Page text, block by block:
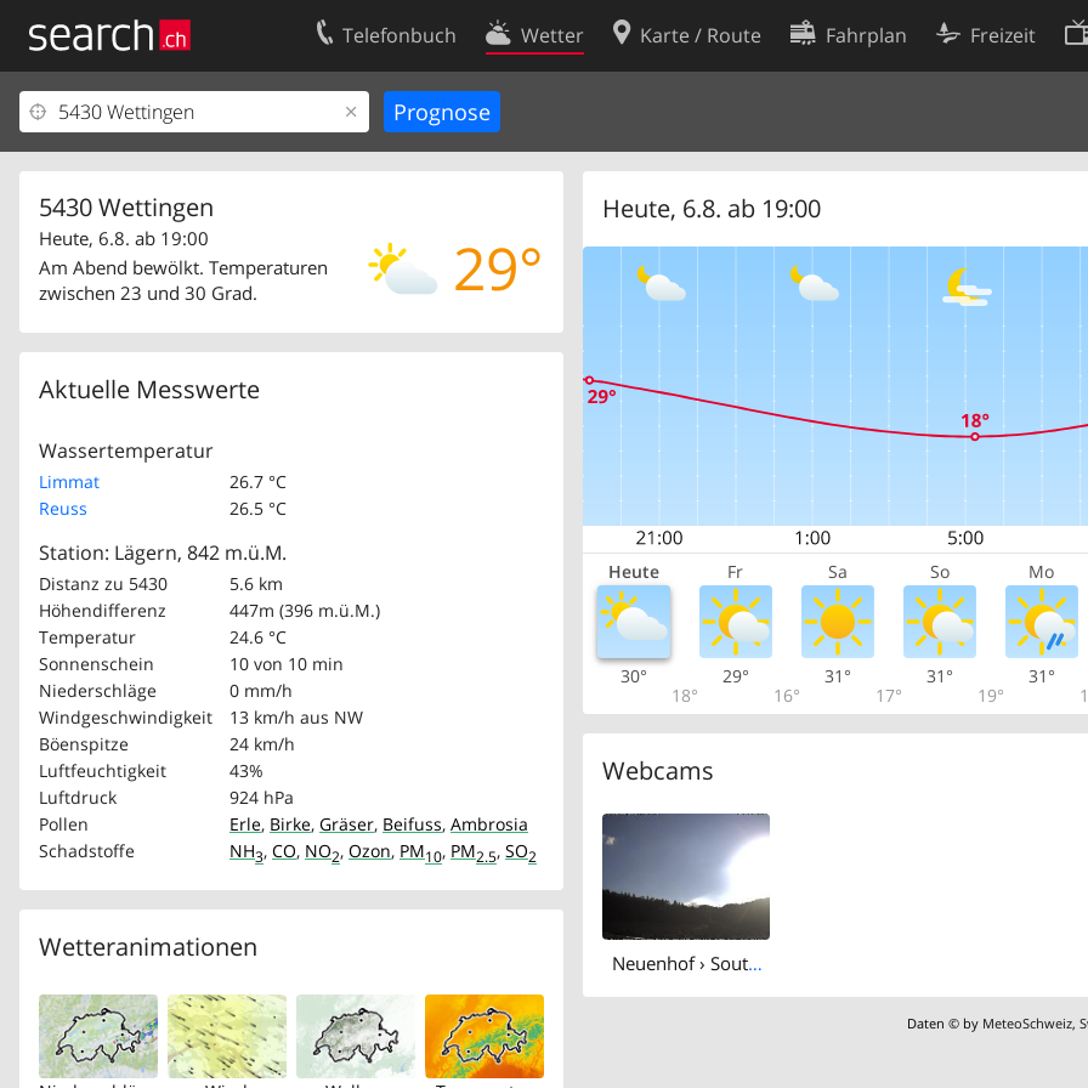
Telefonbuch Wetter Karte / Route Fahrplan Freizeit
5430 Wettingen
29°
Heute, 6.8. ab 19:00
Am Abend bewölkt. Temperaturen
zwischen 23 und 30 Grad.
Aktuelle Messwerte
Wassertemperatur
Limmat
26.7 °C
Reuss
26.5 °C
Station: Lägern, 842 m.ü.M.
Distanz zu 5430
5.6 km
Höhendifferenz
447m (396 m.ü.M.)
Temperatur
24.6 °C
Sonnenschein
10 von 10 min
Niederschläge
0 mm/h
Windgeschwindigkeit
13 km/h aus NW
Böenspitze
24 km/h
Luftfeuchtigkeit
43%
Luftdruck
924 hPa
Pollen
Erle, Birke, Gräser, Beifuss, Ambrosia
Schadstoffe
NH3, CO, NO2, Ozon, PM10, PM2.5, SO2
Wetteranimationen
Heute, 6.8. ab 19:00
Heute Fr Sa So Mo
30°
18°
29°
16°
31°
17°
31°
19°
31°
Webcams
Neuenhof › South-west: Wettercam
Daten © by MeteoSchweiz,
Ihr Eintrag
Kundencenter Geschäftskunden
Kontakt
Nutzungsbedingungen
Cookie-Einstellungen